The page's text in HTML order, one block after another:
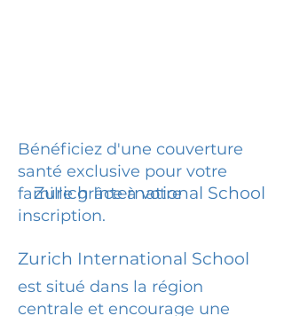
Bénéficiez d'une couverture
santé exclusive pour votre
famille grâce à votre
inscription.
Zurich International School
Zurich International School
est situé dans la région
centrale et encourage une